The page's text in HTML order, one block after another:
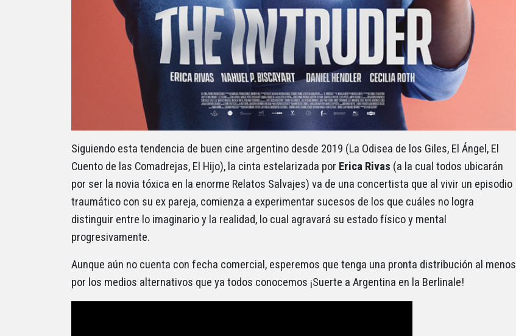
Siguiendo esta tendencia de buen cine argentino desde 2019 (La Odisea de los Giles, El Ángel, El
Cuento de las Comadrejas, El Hijo), la cinta estelarizada por Erica Rivas (a la cual todos ubicarán
por ser la novia tóxica en la enorme Relatos Salvajes) va de una concertista que al vivir un episodio
traumático con su ex pareja, comienza a experimentar sucesos de los que cuáles no logra
distinguir entre lo imaginario y la realidad, lo cual agravará su estado físico y mental
progresivamente.
Aunque aún no cuenta con fecha comercial, esperemos que tenga una pronta distribución al menos
por los medios alternativos que ya todos conocemos ¡Suerte a Argentina en la Berlinale!